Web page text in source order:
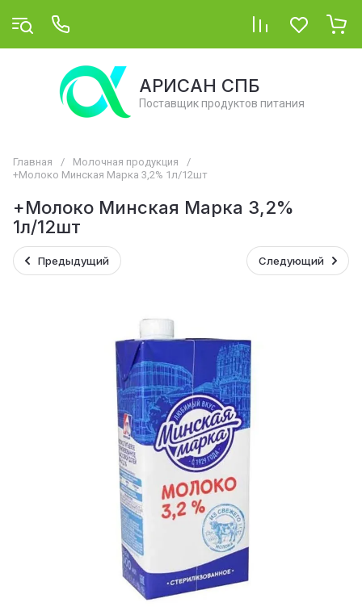
АРИСАН СПБ
Поставщик продуктов питания
Главная / Молочная продукция
/
+Молоко Минская Марка 3,2% 1л/12шт
+Молоко Минская Марка 3,2%
1л/12шт
Предыдущий Следующий